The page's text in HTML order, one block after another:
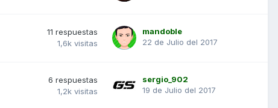
11 respuestas
1,6k visitas
mandoble
22 de Julio del 2017
6 respuestas
1,2k visitas
sergio_902
19 de Julio del 2017